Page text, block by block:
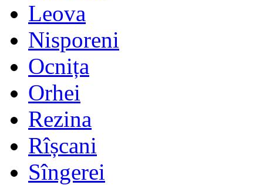
Leova
Nisporeni
Ocnița
Orhei
Rezina
Rîșcani
Sîngerei